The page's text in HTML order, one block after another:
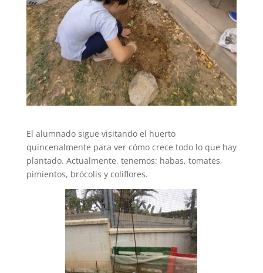
El alumnado sigue visitando el huerto
quincenalmente para ver cómo crece todo lo que hay
plantado. Actualmente, tenemos: habas, tomates,
pimientos, brócolis y coliflores.